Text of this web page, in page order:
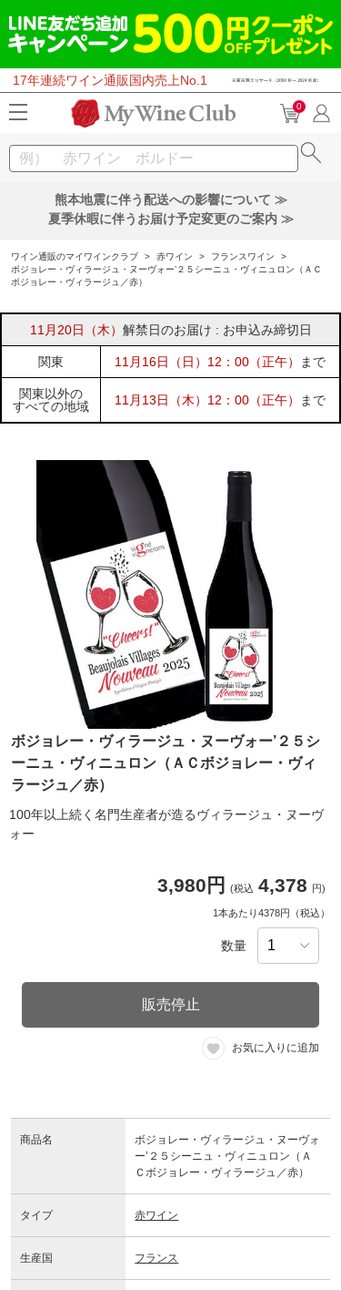
17年連続ワイン通販国内売上No.1
0
熊本地震に伴う配送への影響について ≫
夏季休暇に伴うお届け予定変更のご案内 ≫
ワイン通販のマイワインクラブ > 赤ワイン > フランスワイン
>
ボジョレー・ヴィラージュ・ヌーヴォー’２５シーニュ・ヴィニュロン（ＡＣ
ボジョレー・ヴィラージュ／赤）
11月20日（木） 解禁日のお届け : お申込み締切日
関東 11月16日（日）12：00（正午） まで
関東以外の
すべての地域
11月13日（木）12：00（正午） まで
ボジョレー・ヴィラージュ・ヌーヴォー’２５シ
ーニュ・ヴィニュロン（ＡＣボジョレー・ヴィ
ラージュ／赤）
100年以上続く名門生産者が造るヴィラージュ・ヌーヴ
ォー
3,980円 (税込 4,378 円)
1本あたり4378円（税込）
数量
販売停止
お気に入りに追加
商品名
ボジョレー・ヴィラージュ・ヌーヴォ
ー’２５シーニュ・ヴィニュロン（Ａ
Ｃボジョレー・ヴィラージュ／赤）
タイプ 赤ワイン
生産国 フランス